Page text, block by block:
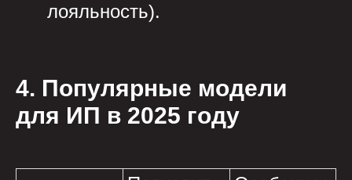
лояльность).
4. Популярные модели
для ИП в 2025 году